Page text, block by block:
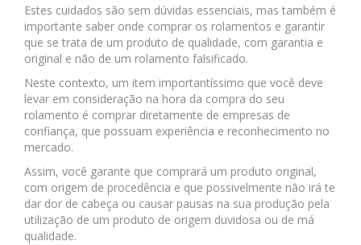
Estes cuidados são sem dúvidas essenciais, mas também é
importante saber onde comprar os rolamentos e garantir
que se trata de um produto de qualidade, com garantia e
original e não de um rolamento falsificado.
Neste contexto, um item importantíssimo que você deve
levar em consideração na hora da compra do seu
rolamento é comprar diretamente de empresas de
confiança, que possuam experiência e reconhecimento no
mercado.
Assim, você garante que comprará um produto original,
com origem de procedência e que possivelmente não irá te
dar dor de cabeça ou causar pausas na sua produção pela
utilização de um produto de origem duvidosa ou de má
qualidade.